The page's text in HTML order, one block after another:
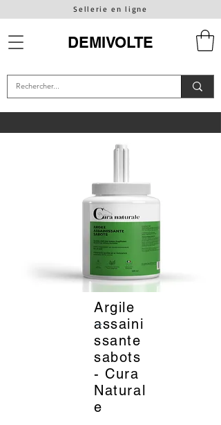
Sellerie en ligne
DEMIVOLTE
Argile
assaini
ssante
sabots
- Cura
Natural
e
_